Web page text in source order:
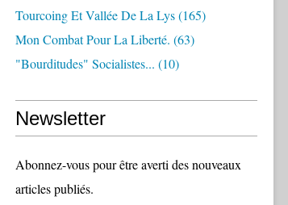
Tourcoing Et Vallée De La Lys(165)
Mon Combat Pour La Liberté. (63)
"bourditudes" Socialistes... (10)
Newsletter
Abonnez-vous pour être averti des nouveaux
articles publiés.